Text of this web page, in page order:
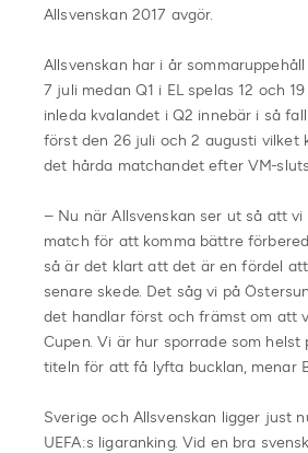
Allsvenskan 2017 avgör.
Allsvenskan har i år
7 juli medan Q1 i EL spelas 12 och
inleda kvalandet i Q2 innebär i så
först den 26 juli och 2 augusti vilket
det hårda matchandet efter VM-
– Nu när Allsvenskan ser ut så att
match för att komma bättre
så är det klart att det är en fördel
senare skede. Det såg vi på
det handlar först och främst om att
Cupen. Vi är hur sporrade som
titeln för att få lyfta bucklan, menar
Sverige och Allsvenskan ligger just
UEFA:s ligaranking. Vid en bra